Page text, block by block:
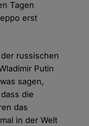
Tagen
erst
russischen
Putin
sagen,
die
das
in der Welt